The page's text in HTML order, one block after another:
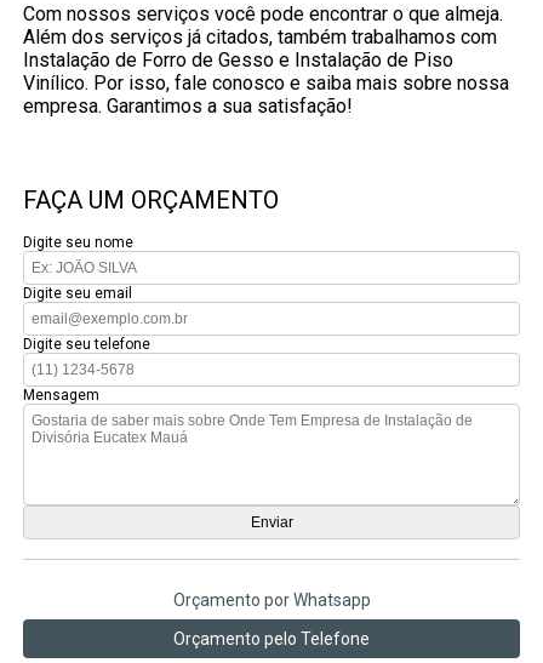
Com nossos serviços você pode encontrar o que almeja.
Além dos serviços já citados, também trabalhamos com
Instalação de Forro de Gesso e Instalação de Piso
Vinílico. Por isso, fale conosco e saiba mais sobre nossa
empresa. Garantimos a sua satisfação!
FAÇA UM ORÇAMENTO
Digite seu nome
Digite seu email
Digite seu telefone
Mensagem
Orçamento por Whatsapp
Orçamento pelo Telefone